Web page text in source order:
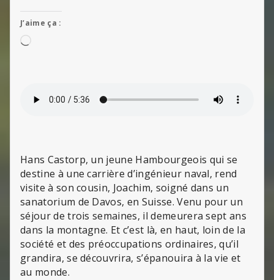
J’aime ça :
Chargement…
Hans Castorp, un jeune Hambourgeois qui se
destine à une carrière d’ingénieur naval, rend
visite à son cousin, Joachim, soigné dans un
sanatorium de Davos, en Suisse. Venu pour un
séjour de trois semaines, il demeurera sept ans
dans la montagne. Et c’est là, en haut, loin de la
société et des préoccupations ordinaires, qu’il
grandira, se découvrira, s’épanouira à la vie et
au monde.